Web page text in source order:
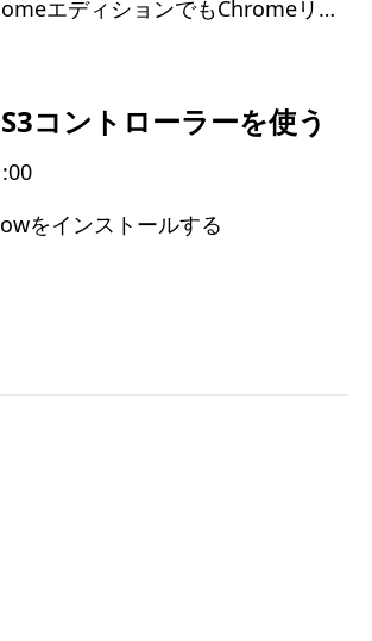
Windows10 HomeエディションでもChromeリモートデスクトップが使えた
コントローラーを使う
をインストールする